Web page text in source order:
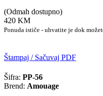
(Odmah dostupno)
420 KM
Ponuda ističe - uhvatite je dok
Štampaj / Sačuvaj PDF
Šifra: PP-56
Brend: Amouage